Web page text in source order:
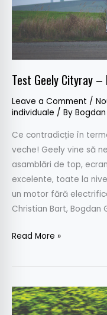
Test Geely Cityray –
Leave a Comment /
individuale / By
Ce contradicție în
veche! Geely vine să
asamblări de top,
excelente, toate la
un motor fără
Christian Bart, Bogdan
school
Read More »
Citroen
C3